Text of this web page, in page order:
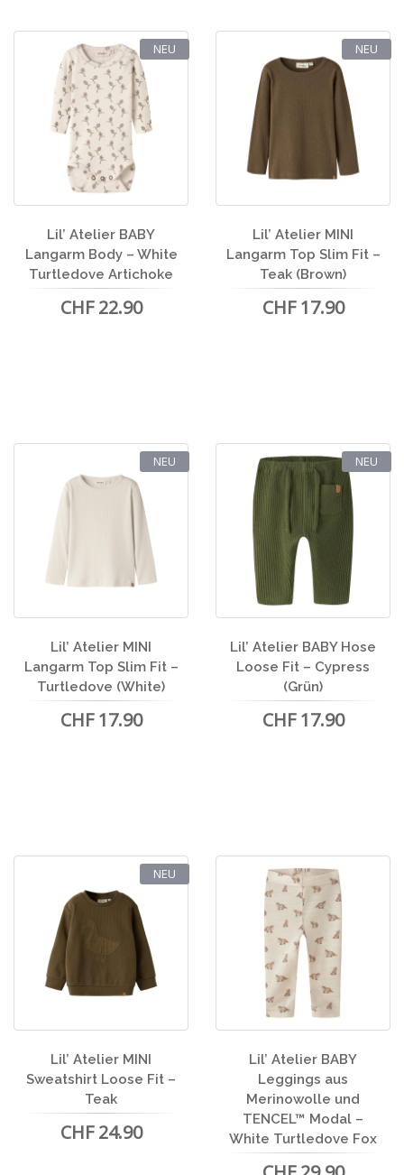
NEU
Lil’ Atelier BABY
Langarm Body – White
Turtledove Artichoke
CHF 22.90
NEU
Lil’ Atelier MINI
Langarm Top Slim Fit –
Teak (Brown)
CHF 17.90
NEU
Lil’ Atelier MINI
Langarm Top Slim Fit –
Turtledove (White)
CHF 17.90
NEU
Lil’ Atelier BABY Hose
Loose Fit – Cypress
(Grün)
CHF 17.90
NEU
Lil’ Atelier MINI
Sweatshirt Loose Fit –
Teak
CHF 24.90
Lil’ Atelier BABY
Leggings aus
Merinowolle und
TENCEL™ Modal –
White Turtledove Fox